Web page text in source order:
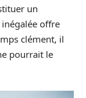
un
offre
clément, il
pourrait le